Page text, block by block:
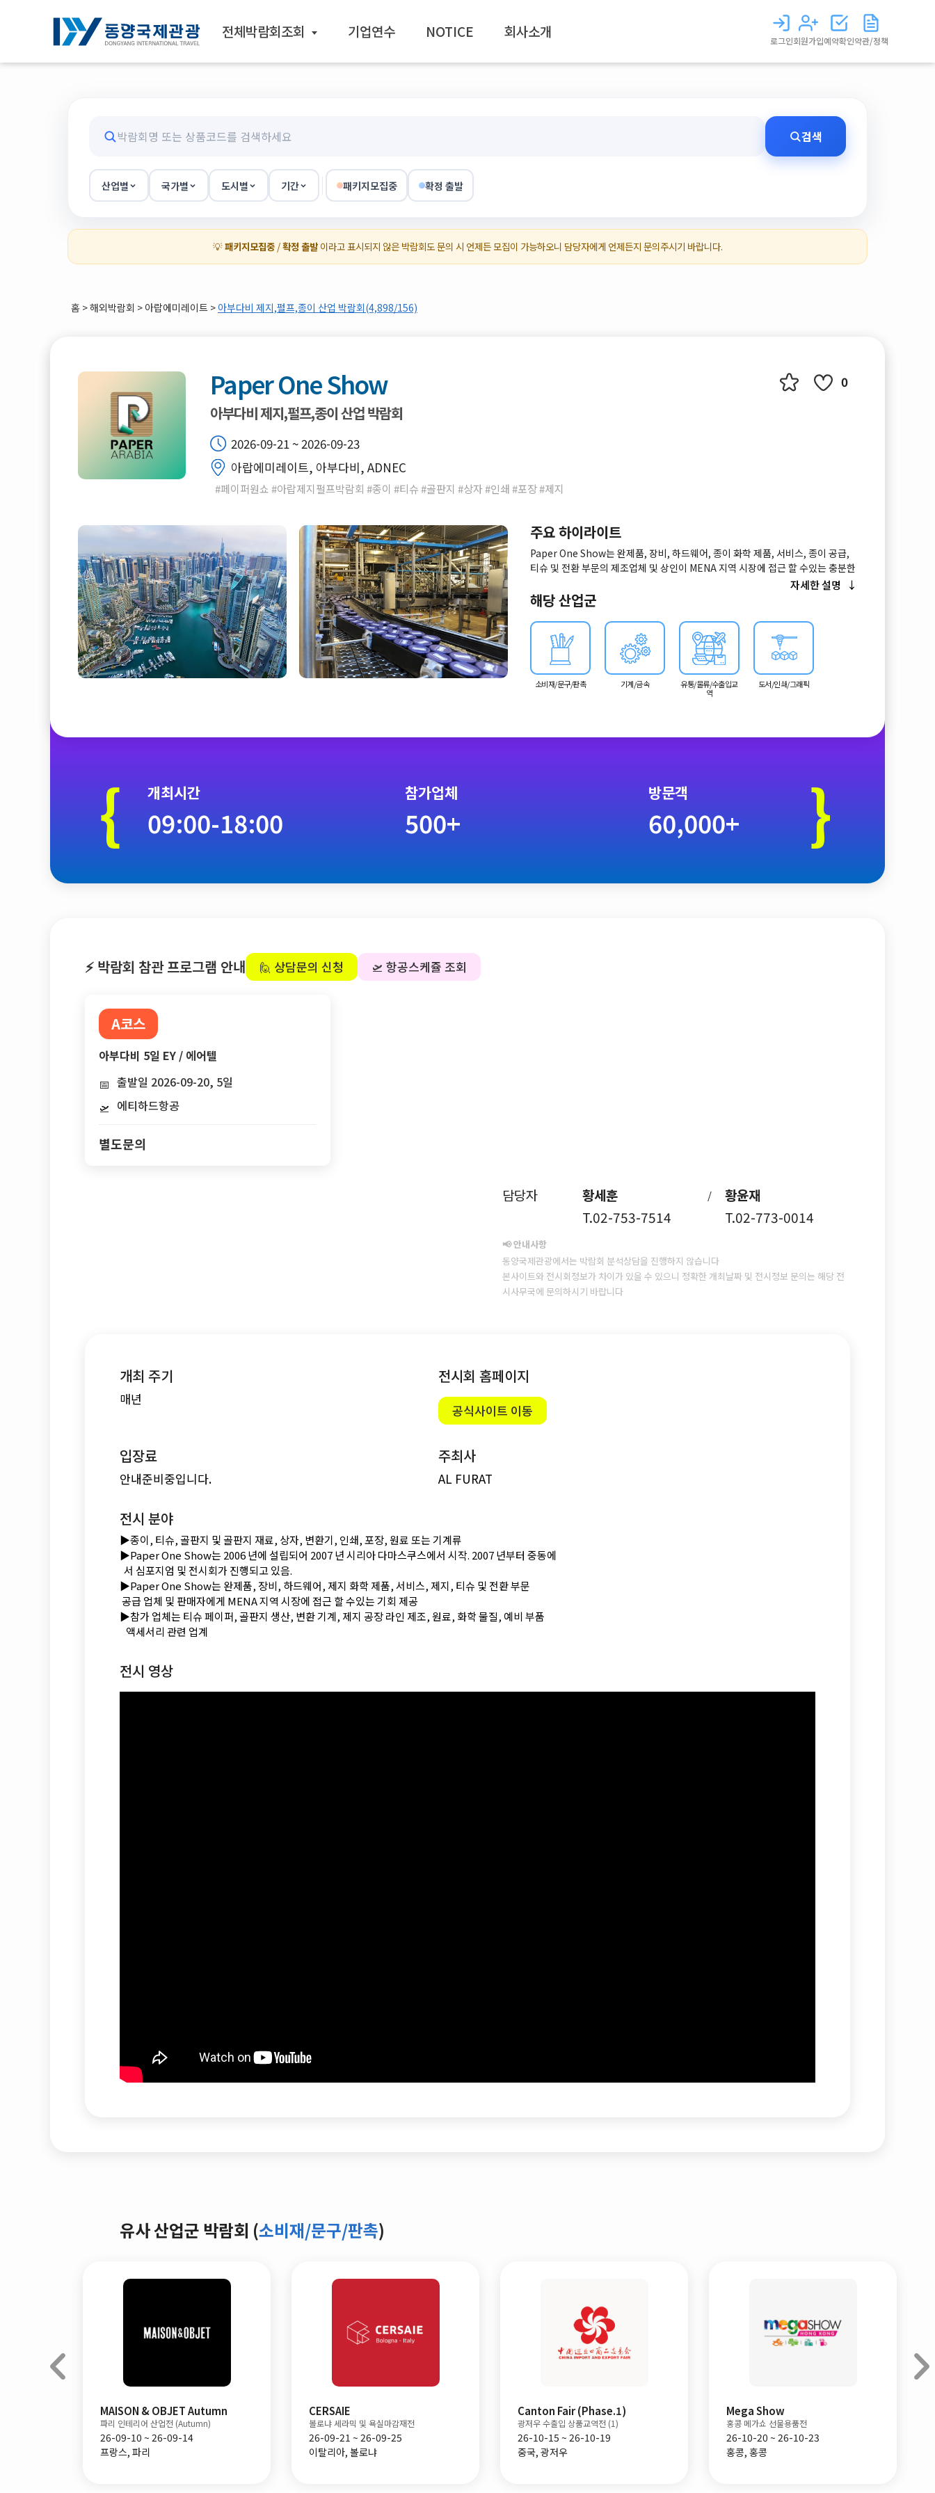
전체박람회조회 기업연수 NOTICE 회사소개
로그인회원가입예약확인약관/정책
검색
산업별 국가별 도시별 기간 패키지모집중 확정 출발
💡패키지모집중/확정 출발이라고 표시되지 않은 박람회도 문의 시 언제든 모집이 가능하오니 담당자에게 언제든지 문의주시기 바랍니다.
홈 >해외박람회 > 아랍에미레이트 > 아부다비 제지,펄프,종이 산업 박람회(4,898/156)
Paper One Show
아부다비 제지,펄프,종이 산업 박람회
2026-09-21 ~ 2026-09-23
아랍에미레이트, 아부다비, ADNEC
#페이퍼원쇼 #아랍제지펄프박람회 #종이 #티슈 #골판지 #상자 #인쇄 #포장 #제지
0
주요 하이라이트
Paper One Show는 완제품, 장비, 하드웨어, 종이 화학 제품, 서비스, 종이 공급,
티슈 및 전환 부문의 제조업체 및 상인이 MENA 지역 시장에 접근 할 수있는 충분한
기회를 제공합니다. 참가 업체는 티슈 페이퍼, 판지 생산, 전환 기계, 제지 공장 라인
제조, 원자재, 화학 ​​제품, 예비 부품, 액세서리, 완제품 및 상인뿐만 아니라 새로운
기술을 선보였습니다. Paper One Show는 MENA 지역 및 전 세계의 종이 송금 제
조업체 외에도 종이 및 티슈 생산의 주요 업체를 유치합니다.
자세한 설명
해당 산업군
소비재/문구/판촉 기계/금속
유통/물류/수출입교
역
도서/인쇄/그래픽
{ 개최시간 참가업체 방문객
09:00-18:00 500+ 60,000+ }
⚡ 박람회 참관 프로그램 안내 🙋 상담문의 신청 🛫 항공스케쥴 조회
A코스
아부다비 5일 EY / 에어텔
📅 출발일 2026-09-20, 5일
🛫 에티하드항공
별도문의
담당자 황세훈 /
황윤재
T.02-753-7514
T.02-773-0014
📢 안내사항
동양국제관광에서는 박람회 분석상담을 진행하지 않습니다
본사이트와 전시회정보가 차이가 있을 수 있으니 정확한 개최날짜 및 전시정보 문의는 해당 전
시사무국에 문의하시기 바랍니다
개최 주기
매년
전시회 홈페이지
공식사이트 이동
입장료
안내준비중입니다.
주최사
AL FURAT
전시 분야
▶종이, 티슈, 골판지 및 골판지 재료, 상자, 변환기, 인쇄, 포장, 원료 또는 기계류
▶Paper One Show는 2006 년에 설립되어 2007 년 시리아 다마스쿠스에서 시작. 2007 년부터 중동에
서 심포지엄 및 전시회가 진행되고 있음.
▶Paper One Show는 완제품, 장비, 하드웨어, 제지 화학 제품, 서비스, 제지, 티슈 및 전환 부문
공급 업체 및 판매자에게 MENA 지역 시장에 접근 할 수있는 기회 제공
▶참가 업체는 티슈 페이퍼, 골판지 생산, 변환 기계, 제지 공장 라인 제조, 원료, 화학 물질, 예비 부품
액세서리 관련 업계
전시 영상
유사 산업군 박람회 (소비재/문구/판촉)
MAISON & OBJET Autumn
파리 인테리어 산업전 (Autumn)
26-09-10 ~ 26-09-14
프랑스, 파리
CERSAIE
볼로냐 세라믹 및 욕실마감재전
26-09-21 ~ 26-09-25
이탈리아, 볼로냐
Canton Fair (Phase.1)
광저우 수출입 상품교역전 (1)
26-10-15 ~ 26-10-19
중국, 광저우
Mega Show
홍콩 메가쇼 선물용품전
26-10-20 ~ 26-10-23
홍콩, 홍콩